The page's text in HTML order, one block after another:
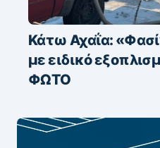
Κάτω Αχαΐα:
με ειδικό
ΦΩΤΟ